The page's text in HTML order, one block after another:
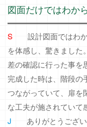
図面だけではわか
S 設計図面ではわ
を体感し、驚きまし
差の確認に行った事を
完成した時は、階段の
つながっていて、扉を
な工夫が施されていて
J
ありがとうござ